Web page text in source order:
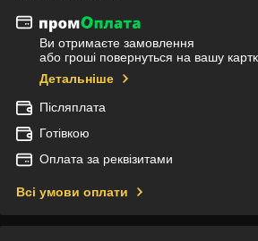
Ви отримаєте замовлення
або гроші повернуться на вашу
Детальніше
Післяплата
Готівкою
Оплата за реквізитами
Всі умови оплати